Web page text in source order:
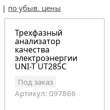
| по убыв. цены
Трехфазный
анализатор
качества
электроэнергии
UNI-T UT285C
Под заказ
Артикул: 097866